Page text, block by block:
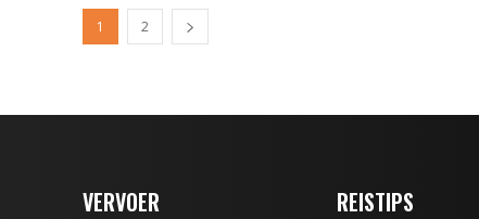
1 2
VERVOER REISTIPS